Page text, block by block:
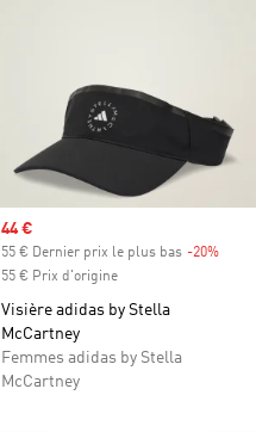
Prix soldé
44 €
55 € Dernier prix le plus bas -20%
55 € Prix d'origine
Visière adidas by Stella
McCartney
Femmes adidas by Stella
McCartney